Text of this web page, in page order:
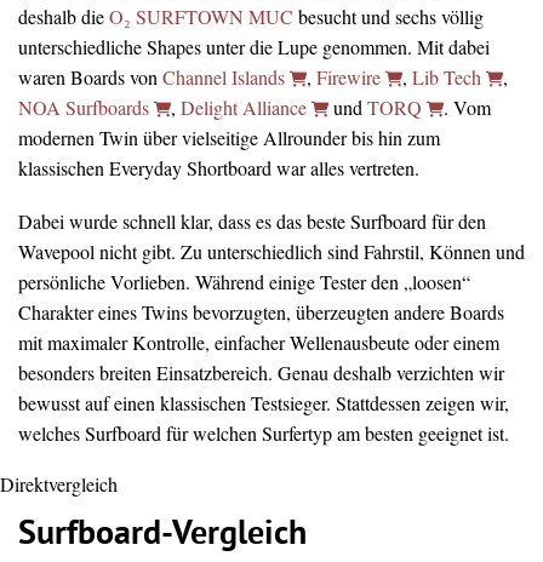
deshalb dieO₂ SURFTOWN MUC besucht und sechs völlig
unterschiedliche Shapes unter die Lupe genommen. Mit dabei
waren Boards von Channel Islands , Firewire , Lib Tech
,
NOA Surfboards
, Delight Alliance und TORQ
. Vom
modernen Twin über vielseitige Allrounder bis hin zum
klassischen Everyday Shortboard war alles vertreten.
Dabei wurde schnell klar, dass es das beste Surfboard für den
Wavepool nicht gibt. Zu unterschiedlich sind Fahrstil, Können und
persönliche Vorlieben. Während einige Tester den „loosen“
Charakter eines Twins bevorzugten, überzeugten andere Boards
mit maximaler Kontrolle, einfacher Wellenausbeute oder einem
besonders breiten Einsatzbereich. Genau deshalb verzichten wir
bewusst auf einen klassischen Testsieger. Stattdessen zeigen wir,
welches Surfboard für welchen Surfertyp am besten geeignet ist.
Direktvergleich
Surfboard-Vergleich